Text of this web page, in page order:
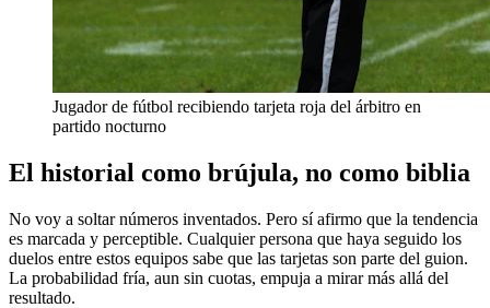
Jugador de fútbol recibiendo tarjeta roja del árbitro en
partido nocturno
El historial como brújula, no como biblia
No voy a soltar números inventados. Pero sí afirmo que la tendencia
es marcada y perceptible. Cualquier persona que haya seguido los
duelos entre estos equipos sabe que las tarjetas son parte del guion.
La probabilidad fría, aun sin cuotas, empuja a mirar más allá del
resultado.